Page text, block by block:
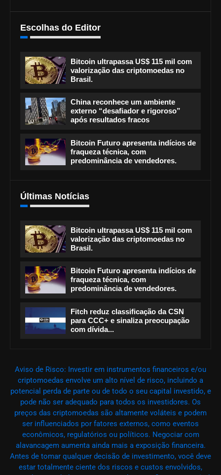
Escolhas do Editor
Bitcoin ultrapassa US$ 115 mil com
valorização das criptomoedas no
Brasil.
China reconhece um ambiente
externo “desafiador e rigoroso”
após resultados fracos
Bitcoin Futuro apresenta indícios de
fraqueza técnica, com
predominância de vendedores.
Últimas Notícias
Bitcoin ultrapassa US$ 115 mil com
valorização das criptomoedas no
Brasil.
Bitcoin Futuro apresenta indícios de
fraqueza técnica, com
predominância de vendedores.
Fitch reduz classificação da CSN
para CCC+ e sinaliza preocupação
com dívida...
Aviso de Risco: Investir em instrumentos financeiros e/ou
criptomoedas envolve um alto nível de risco, incluindo a
potencial perda de parte ou de todo o seu capital investido, e
pode não ser adequado para todos os investidores. Os
preços das criptomoedas são altamente voláteis e podem
ser influenciados por fatores externos, como eventos
econômicos, regulatórios ou políticos. Negociar com
alavancagem aumenta ainda mais a exposição financeira.
Antes de tomar qualquer decisão de investimento, você deve
estar totalmente ciente dos riscos e custos envolvidos,